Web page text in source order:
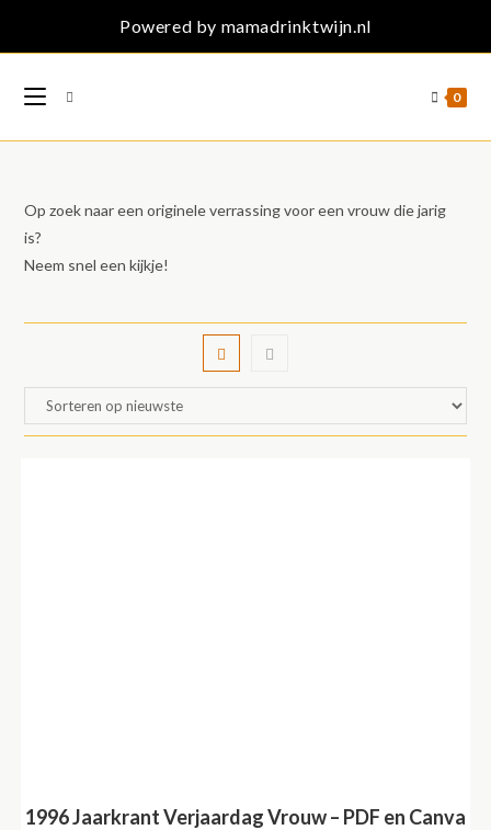
Powered by mamadrinktwijn.nl
0
Op zoek naar een originele verrassing voor een vrouw die jarig
is?
Neem snel een kijkje!
1996 Jaarkrant Verjaardag Vrouw – PDF en Canva